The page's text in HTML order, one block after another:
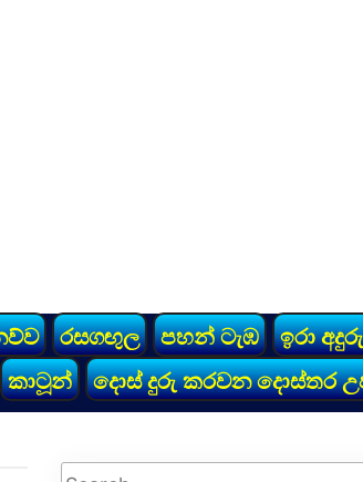
රසගඟුල පහන් ටැඹ
ඉරා
කාටූන් දොස් දුරු කරවන දොස්තර